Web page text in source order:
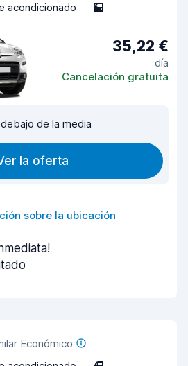
acondicionado 5
35,22 €
día
Cancelación gratuita
de la media
la oferta
sobre la ubicación
Económico